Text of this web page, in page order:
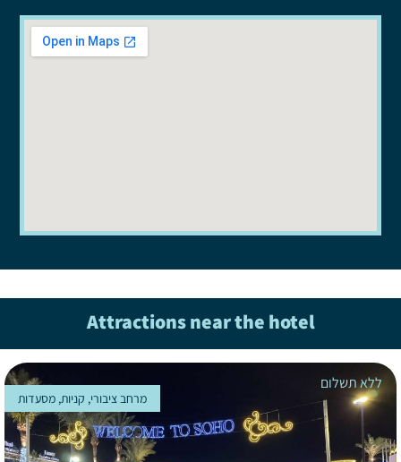
Attractions near the hotel
ללא תשלום
מרחב ציבורי, קניות, מסעדות